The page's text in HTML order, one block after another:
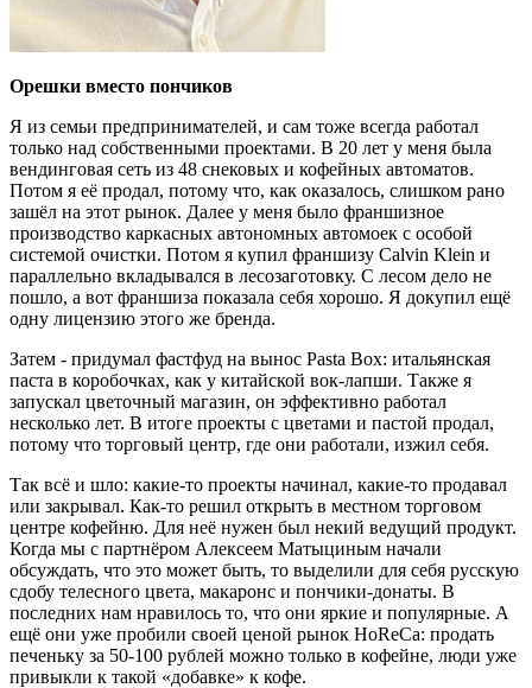
Орешки вместо пончиков
Я из семьи предпринимателей, и сам тоже всегда работал
только над собственными проектами. В 20 лет у меня была
вендинговая сеть из 48 снековых и кофейных автоматов.
Потом я её продал, потому что, как оказалось, слишком рано
зашёл на этот рынок. Далее у меня было франшизное
производство каркасных автономных автомоек с особой
системой очистки. Потом я купил франшизу Calvin Klein и
параллельно вкладывался в лесозаготовку. С лесом дело не
пошло, а вот франшиза показала себя хорошо. Я докупил ещё
одну лицензию этого же бренда.
Затем - придумал фастфуд на вынос Pasta Box: итальянская
паста в коробочках, как у китайской вок-лапши. Также я
запускал цветочный магазин, он эффективно работал
несколько лет. В итоге проекты с цветами и пастой продал,
потому что торговый центр, где они работали, изжил себя.
Так всё и шло: какие-то проекты начинал, какие-то продавал
или закрывал. Как-то решил открыть в местном торговом
центре кофейню. Для неё нужен был некий ведущий продукт.
Когда мы с партнёром Алексеем Матыциным начали
обсуждать, что это может быть, то выделили для себя русскую
сдобу телесного цвета, макаронс и пончики-донаты. В
последних нам нравилось то, что они яркие и популярные. А
ещё они уже пробили своей ценой рынок HoReCa: продать
печеньку за 50-100 рублей можно только в кофейне, люди уже
привыкли к такой «добавке» к кофе.